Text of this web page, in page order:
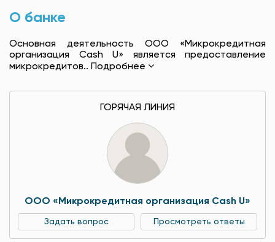
О банке
Основная деятельность OOO «Микрокредитная
организация Cash U» является предоставление
микрокредитов.. Подробнее
ГОРЯЧАЯ ЛИНИЯ
OOO «Микрокредитная организация Cash U»
Задать вопрос Просмотреть ответы